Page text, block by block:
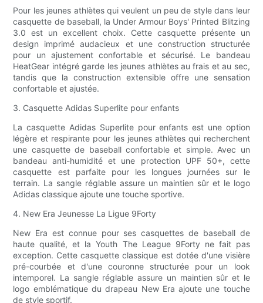
Pour les jeunes athlètes qui veulent un peu de style dans leur
casquette de baseball, la Under Armour Boys' Printed Blitzing
3.0 est un excellent choix. Cette casquette présente un
design imprimé audacieux et une construction structurée
pour un ajustement confortable et sécurisé. Le bandeau
HeatGear intégré garde les jeunes athlètes au frais et au sec,
tandis que la construction extensible offre une sensation
confortable et ajustée.
3. Casquette Adidas Superlite pour enfants
La casquette Adidas Superlite pour enfants est une option
légère et respirante pour les jeunes athlètes qui recherchent
une casquette de baseball confortable et simple. Avec un
bandeau anti-humidité et une protection UPF 50+, cette
casquette est parfaite pour les longues journées sur le
terrain. La sangle réglable assure un maintien sûr et le logo
Adidas classique ajoute une touche sportive.
4. New Era Jeunesse La Ligue 9Forty
New Era est connue pour ses casquettes de baseball de
haute qualité, et la Youth The League 9Forty ne fait pas
exception. Cette casquette classique est dotée d'une visière
pré-courbée et d'une couronne structurée pour un look
intemporel. La sangle réglable assure un maintien sûr et le
logo emblématique du drapeau New Era ajoute une touche
de style sportif.